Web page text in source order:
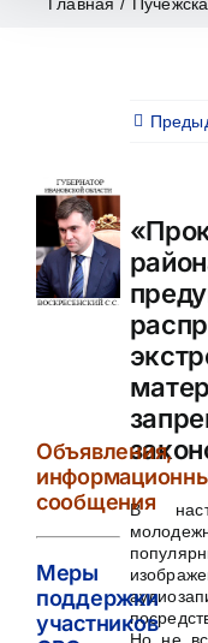
В
Объявления,
сообщения
Меры
поддержки
участников